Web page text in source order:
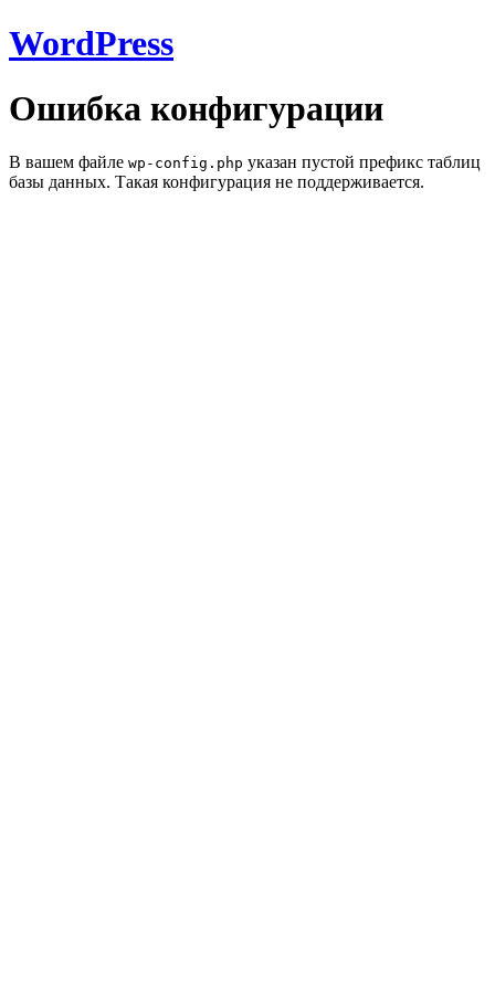
WordPress
Ошибка конфигурации
В вашем файле wp-config.php указан пустой префикс таблиц
базы данных. Такая конфигурация не поддерживается.